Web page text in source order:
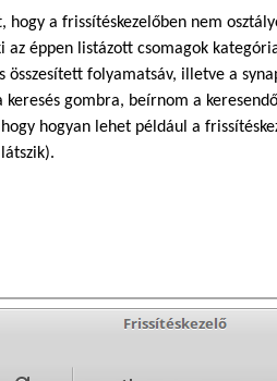
hogy a frissítéskezelőben nem
éppen listázott csomagok
folyamatsáv, illetve a
gombra, beírnom a
hogyan lehet például a